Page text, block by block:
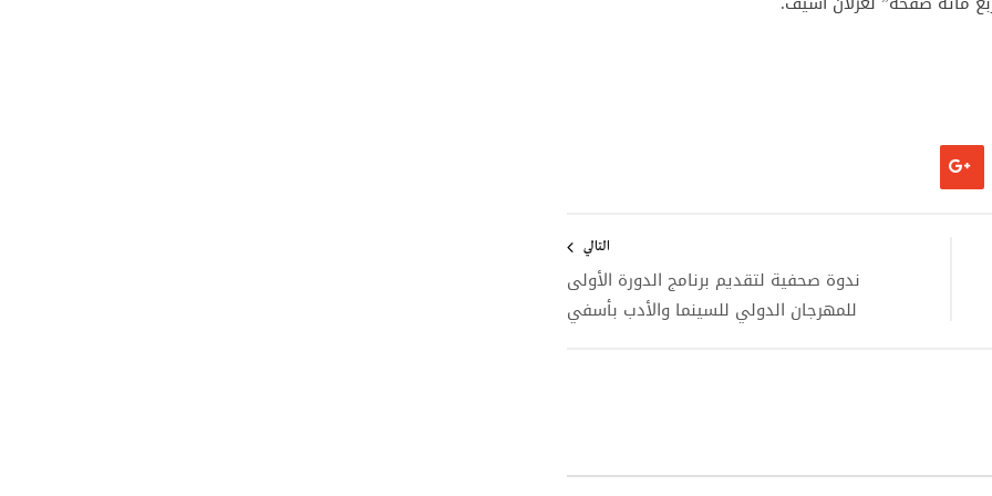
التالي
ندوة صحفية لتقديم برنامج الدورة الأولى
للمهرجان الدولي للسينما والأدب بأسفي